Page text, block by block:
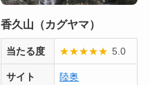
香久山（カグヤマ）
当たる度 ★★★★★ 5.0
サイト 陸奥